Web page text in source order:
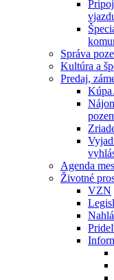
Správa
Kultúra a
Predaj,
Kúpa
Agenda
Životné
VZN